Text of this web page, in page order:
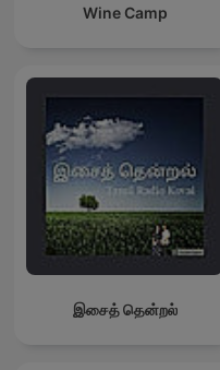
Wine Camp
இசைத் தென்றல்